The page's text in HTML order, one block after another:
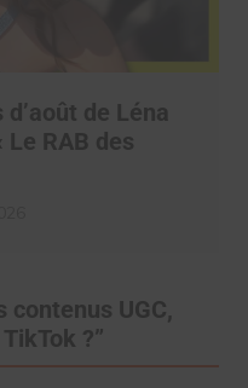
de Léna
RAB des
contenus UGC,
?”